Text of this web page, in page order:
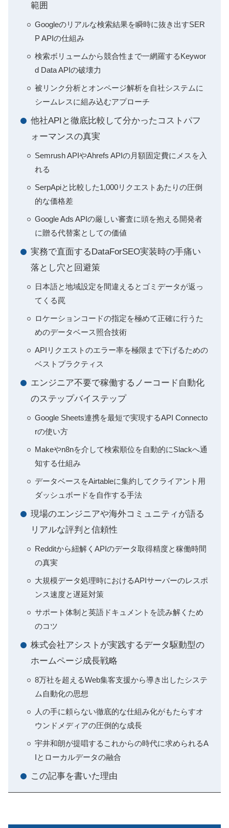
範囲
Googleのリアルな検索結果を瞬時に抜き出すSER
P APIの仕組み
検索ボリュームから競合性まで一網羅するKeywor
d Data APIの破壊力
被リンク分析とオンページ解析を自社システムに
シームレスに組み込むアプローチ
他社APIと徹底比較して分かったコストパフ
ォーマンスの真実
Semrush APIやAhrefs APIの月額固定費にメスを入
れる
SerpApiと比較した1,000リクエストあたりの圧倒
的な価格差
Google Ads APIの厳しい審査に頭を抱える開発者
に贈る代替案としての価値
実務で直面するDataForSEO実装時の手痛い
落とし穴と回避策
日本語と地域設定を間違えるとゴミデータが返っ
てくる罠
ロケーションコードの指定を極めて正確に行うた
めのデータベース照合技術
APIリクエストのエラー率を極限まで下げるための
ベストプラクティス
エンジニア不要で稼働するノーコード自動化
のステップバイステップ
Google Sheets連携を最短で実現するAPI Connecto
rの使い方
Makeやn8nを介して検索順位を自動的にSlackへ通
知する仕組み
データベースをAirtableに集約してクライアント用
ダッシュボードを自作する手法
現場のエンジニアや海外コミュニティが語る
リアルな評判と信頼性
Redditから紐解くAPIのデータ取得精度と稼働時間
の真実
大規模データ処理時におけるAPIサーバーのレスポ
ンス速度と遅延対策
サポート体制と英語ドキュメントを読み解くため
のコツ
株式会社アシストが実践するデータ駆動型の
ホームページ成長戦略
8万社を超えるWeb集客支援から導き出したシステ
ム自動化の思想
人の手に頼らない徹底的な仕組み化がもたらすオ
ウンドメディアの圧倒的な成長
宇井和朗が提唱するこれからの時代に求められるA
Iとローカルデータの融合
この記事を書いた理由